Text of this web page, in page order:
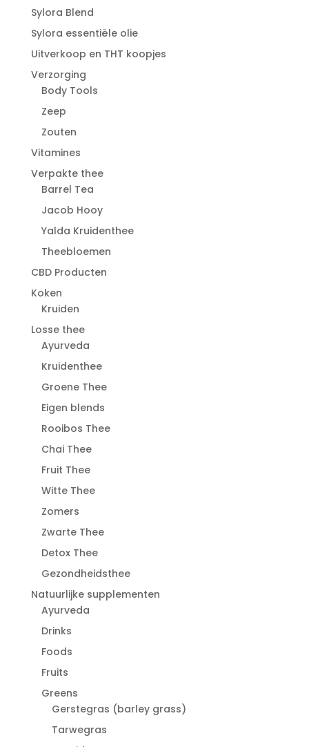
Sylora Blend
Sylora essentiële olie
Uitverkoop en THT koopjes
Verzorging
Body Tools
Zeep
Zouten
Vitamines
Verpakte thee
Barrel Tea
Jacob Hooy
Yalda Kruidenthee
Theebloemen
CBD Producten
Koken
Kruiden
Losse thee
Ayurveda
Kruidenthee
Groene Thee
Eigen blends
Rooibos Thee
Chai Thee
Fruit Thee
Witte Thee
Zomers
Zwarte Thee
Detox Thee
Gezondheidsthee
Natuurlijke supplementen
Ayurveda
Drinks
Foods
Fruits
Greens
Gerstegras (barley grass)
Tarwegras